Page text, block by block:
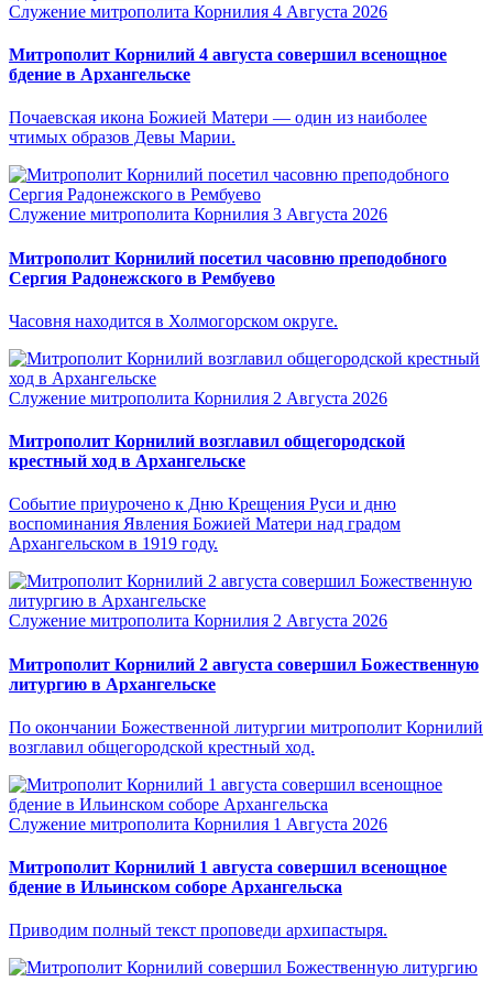
Служение митрополита Корнилия 4 Августа 2026
Митрополит Корнилий 4 августа совершил всенощное
бдение в Архангельске
Почаевская икона Божией Матери — один из наиболее
чтимых образов Девы Марии.
Служение митрополита Корнилия 3 Августа 2026
Митрополит Корнилий посетил часовню преподобного
Сергия Радонежского в Рембуево
Часовня находится в Холмогорском округе.
Служение митрополита Корнилия 2 Августа 2026
Митрополит Корнилий возглавил общегородской
крестный ход в Архангельске
Событие приурочено к Дню Крещения Руси и дню
воспоминания Явления Божией Матери над градом
Архангельском в 1919 году.
Служение митрополита Корнилия 2 Августа 2026
Митрополит Корнилий 2 августа совершил Божественную
литургию в Архангельске
По окончании Божественной литургии митрополит Корнилий
возглавил общегородской крестный ход.
Служение митрополита Корнилия 1 Августа 2026
Митрополит Корнилий 1 августа совершил всенощное
бдение в Ильинском соборе Архангельска
Приводим полный текст проповеди архипастыря.